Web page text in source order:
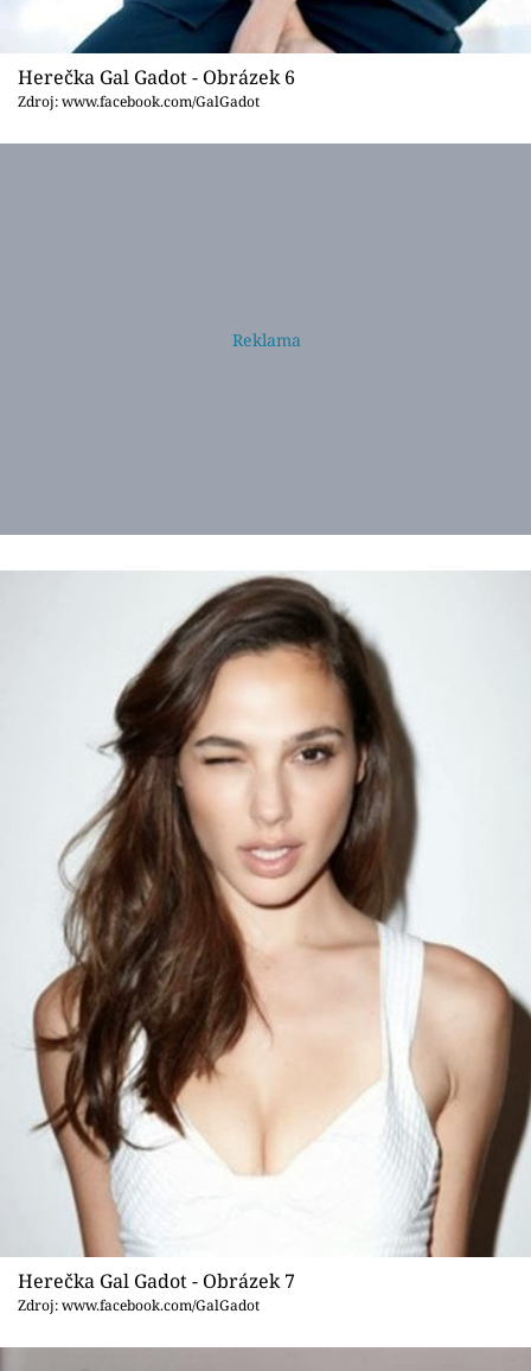
Herečka Gal Gadot - Obrázek 6
Zdroj: www.facebook.com/GalGadot
Herečka Gal Gadot - Obrázek 7
Zdroj: www.facebook.com/GalGadot